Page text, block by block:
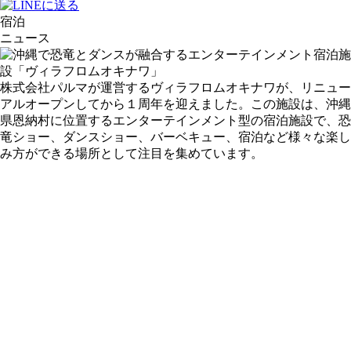
宿泊
ニュース
株式会社パルマが運営するヴィラフロムオキナワが、リニュー
アルオープンしてから１周年を迎えました。この施設は、沖縄
県恩納村に位置するエンターテインメント型の宿泊施設で、恐
竜ショー、ダンスショー、バーベキュー、宿泊など様々な楽し
み方ができる場所として注目を集めています。